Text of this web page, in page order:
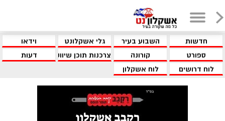
חדשות השבוע בעיר גלי אשקלונט
וידאו
ספורט
קורונה צרכנות תוכן שיווקי
דעות
לוח דרושים
לוח אשקלון